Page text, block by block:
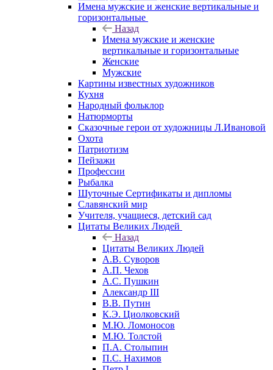
Имена мужские и женские вертикальные и
горизонтальные
Назад
Имена мужские и женские
вертикальные и горизонтальные
Женские
Мужские
Картины известных художников
Кухня
Народный фольклор
Натюрморты
Сказочные герои от художницы Л.Ивановой
Охота
Патриотизм
Пейзажи
Профессии
Рыбалка
Шуточные Сертификаты и дипломы
Славянский мир
Учителя, учащиеся, детский сад
Цитаты Великих Людей
Назад
Цитаты Великих Людей
А.В. Суворов
А.П. Чехов
А.С. Пушкин
Александр III
В.В. Путин
К.Э. Циолковский
М.Ю. Ломоносов
М.Ю. Толстой
П.А. Столыпин
П.С. Нахимов